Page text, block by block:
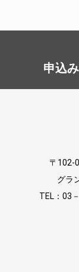
申込
〒102-
グラ
TEL：03